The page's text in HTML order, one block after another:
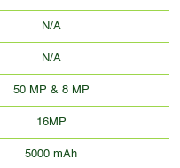
N/A
N/A
50 MP & 8 MP
16MP
5000 mAh